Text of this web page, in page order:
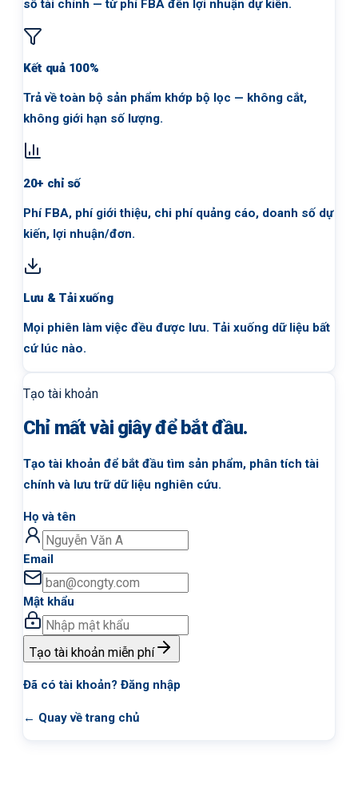
số tài chính — từ phí FBA đến lợi nhuận dự kiến.
Kết quả 100%
Trả về toàn bộ sản phẩm khớp bộ lọc — không cắt,
không giới hạn số lượng.
20+ chỉ số
Phí FBA, phí giới thiệu, chi phí quảng cáo, doanh số dự
kiến, lợi nhuận/đơn.
Lưu & Tải xuống
Mọi phiên làm việc đều được lưu. Tải xuống dữ liệu bất
cứ lúc nào.
Tạo tài khoản
Chỉ mất vài giây để bắt đầu.
Tạo tài khoản để bắt đầu tìm sản phẩm, phân tích tài
chính và lưu trữ dữ liệu nghiên cứu.
Họ và tên
Email
Mật khẩu
Tạo tài khoản miễn phí
Đã có tài khoản? Đăng nhập
← Quay về trang chủ